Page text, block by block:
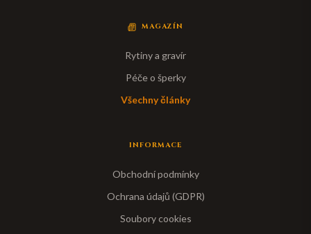
MAGAZÍN
Rytiny a gravír
Péče o šperky
Všechny články
INFORMACE
Obchodní podmínky
Ochrana údajů (GDPR)
Soubory cookies